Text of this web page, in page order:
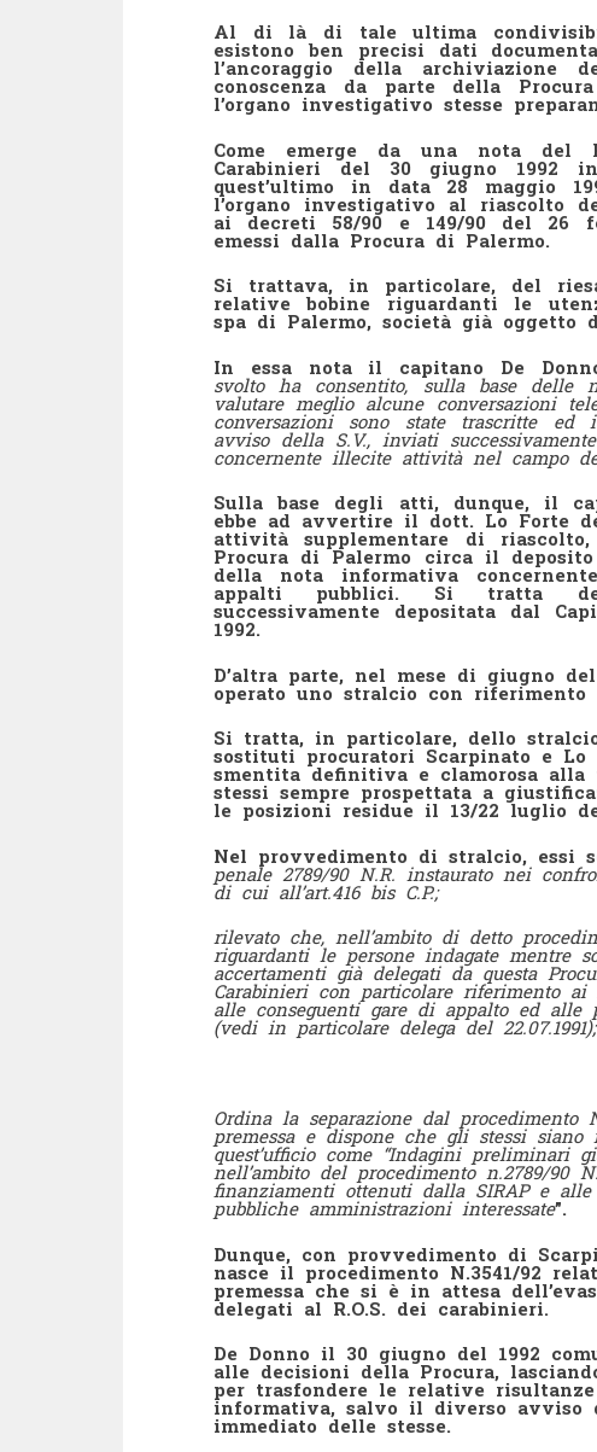
Al di là di tale ultima
esistono ben precisi dati
l’ancoraggio della archiviazione
conoscenza da parte della
l’organo investigativo stesse
Come emerge da una nota del
Carabinieri del 30 giugno 1992
quest’ultimo in data 28 maggio
l’organo investigativo al riascolto
ai decreti 58/90 e 149/90 del 26
emessi dalla Procura di Palermo.
Si trattava, in particolare, del
relative bobine riguardanti le
spa di Palermo, società già oggetto
In essa nota il capitano De
svolto ha consentito, sulla base delle
valutare meglio alcune conversazioni
conversazioni sono state trascritte
avviso della S.V., inviati
concernente illecite attività nel campo
Sulla base degli atti, dunque, il
ebbe ad avvertire il dott. Lo Forte
attività supplementare di
Procura di Palermo circa il
della nota informativa
appalti pubblici. Si tratta
successivamente depositata dal
1992.
D’altra parte, nel mese di giugno
operato uno stralcio con
Si tratta, in particolare, dello
sostituti procuratori Scarpinato e
smentita definitiva e clamorosa
stessi sempre prospettata a
le posizioni residue il 13/22 luglio
Nel provvedimento di stralcio, essi
penale 2789/90 N.R. instaurato nei
di cui all’art.416 bis C.P.;
rilevato che, nell’ambito di detto
riguardanti le persone indagate mentre
accertamenti già delegati da questa
Carabinieri con particolare riferimento
alle conseguenti gare di appalto ed alle
(vedi in particolare delega del 22.07.1991);
Ordina la separazione dal
premessa e dispone che gli stessi
quest’ufficio come “Indagini preliminari
nell’ambito del procedimento n.2789/90
finanziamenti ottenuti dalla SIRAP e
pubbliche amministrazioni interessate”.
Dunque, con provvedimento di
nasce il procedimento N.3541/92
premessa che si è in attesa
delegati al R.O.S. dei carabinieri.
De Donno il 30 giugno del 1992
alle decisioni della Procura,
per trasfondere le relative
informativa, salvo il diverso avviso
immediato delle stesse.